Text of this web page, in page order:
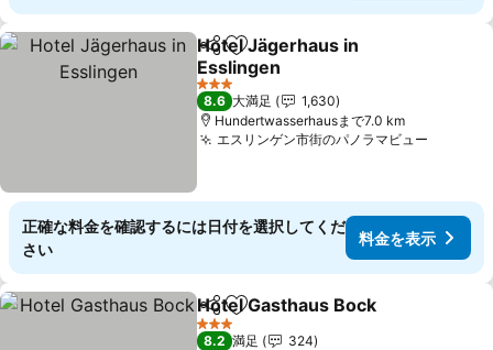
シェアお気に入りに追加
Hotel Jägerhaus in
Esslingen
料金を表示
3 ホテルのランク
8.6 大満足
1,630
Hundertwasserhausまで7.0 km
エスリンゲン市街のパノラマビュー
正確な料金を確認するには日付を選択してくだ
さい
料金を表示
シェアお気に入りに追加
Hotel Gasthaus Bock
3 ホテルのランク
8.2 満足
324